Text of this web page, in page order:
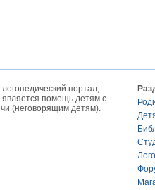
портал,
является помощь детям с
(неговорящим детям).